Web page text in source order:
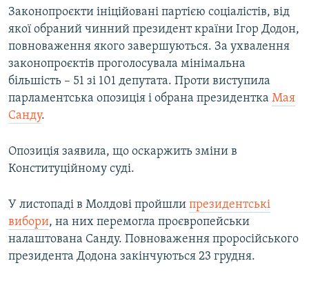
1080p
720p
1080p
Законопроєкти ініційовані партією соціалістів, від
якої обраний чинний президент країни Ігор Додон,
повноваження якого завершуються. За ухвалення
законопроєктів проголосувала мінімальна
більшість – 51 зі 101 депутата. Проти виступила
парламентська опозиція і обрана президентка Мая
Санду.
Опозиція заявила, що оскаржить зміни в
Конституційному суді.
У листопаді в Молдові пройшли президентські
вибори, на них перемогла проєвропейськи
налаштована Санду. Повноваження проросійського
президента Додона закінчуються 23 грудня.